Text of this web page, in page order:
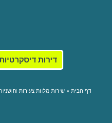
דירות
דף הבית שירות מלוות צעירות